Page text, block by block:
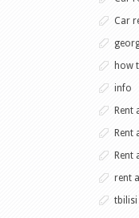
Car
how
info
Rent
Rent
Rent
rent
tbilisi